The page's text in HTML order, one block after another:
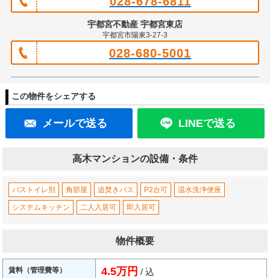
宇都宮不動産 宇都宮東店
宇都宮市陽東3-27-3
028-680-5001
この物件をシェアする
メールで送る LINEで送る
高木マンションの設備・条件
バストイレ別 角部屋 追焚きバス P2台可 温水洗浄便座
システムキッチン 二人入居可 即入居可
物件概要
賃料（管理費等） 4.5万円 / 込